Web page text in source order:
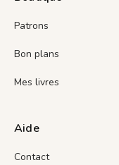
Patrons
Bon plans
Mes livres
Aide
Contact